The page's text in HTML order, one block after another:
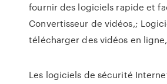
fournir des logiciels rapide et
Convertisseur de vidéos,;
télécharger des vidéos en ligne,
Les logiciels de sécurité